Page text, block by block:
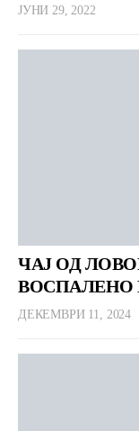
ЈУНИ 29, 2022
ЧАЈ ОД
ВОСПАЛЕНО
ДЕКЕМВРИ 11, 2024